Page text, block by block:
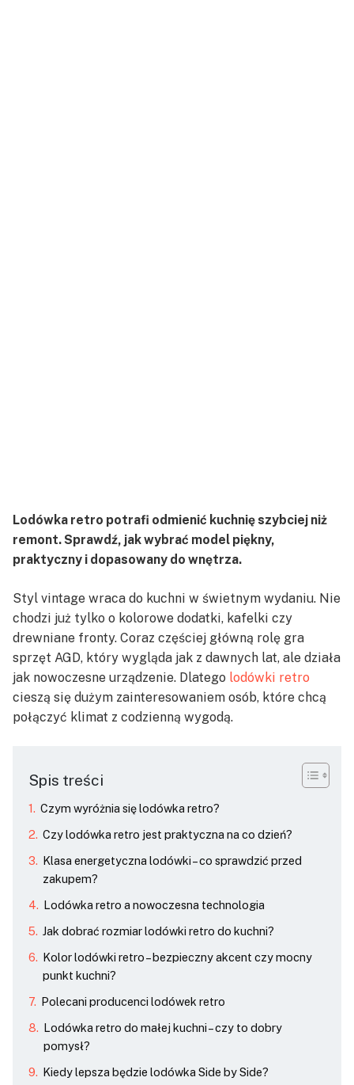
Lodówka retro potrafi odmienić kuchnię szybciej niż
remont. Sprawdź, jak wybrać model piękny,
praktyczny i dopasowany do wnętrza.
Styl vintage wraca do kuchni w świetnym wydaniu. Nie
chodzi już tylko o kolorowe dodatki, kafelki czy
drewniane fronty. Coraz częściej główną rolę gra
sprzęt AGD, który wygląda jak z dawnych lat, ale działa
jak nowoczesne urządzenie. Dlatego lodówki retro
cieszą się dużym zainteresowaniem osób, które chcą
połączyć klimat z codzienną wygodą.
Spis treści
Czym wyróżnia się lodówka retro?
Czy lodówka retro jest praktyczna na co dzień?
Klasa energetyczna lodówki – co sprawdzić przed
zakupem?
Lodówka retro a nowoczesna technologia
Jak dobrać rozmiar lodówki retro do kuchni?
Kolor lodówki retro – bezpieczny akcent czy mocny
punkt kuchni?
Polecani producenci lodówek retro
Lodówka retro do małej kuchni – czy to dobry
pomysł?
Kiedy lepsza będzie lodówka Side by Side?